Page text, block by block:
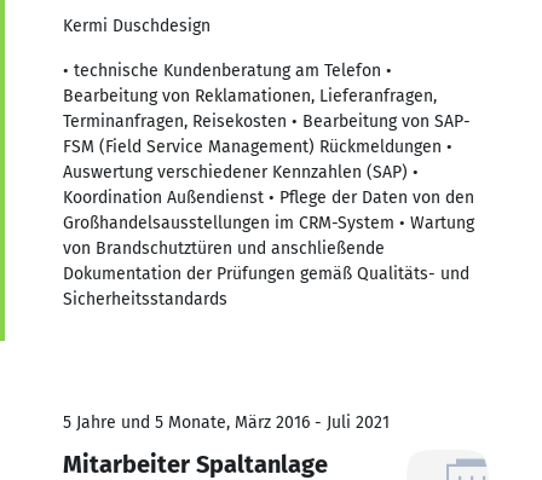
Kermi Duschdesign
• technische Kundenberatung am Telefon •
Bearbeitung von Reklamationen, Lieferanfragen,
Terminanfragen, Reisekosten • Bearbeitung von SAP-
FSM (Field Service Management) Rückmeldungen •
Auswertung verschiedener Kennzahlen (SAP) •
Koordination Außendienst • Pflege der Daten von den
Großhandelsausstellungen im CRM-System • Wartung
von Brandschutztüren und anschließende
Dokumentation der Prüfungen gemäß Qualitäts- und
Sicherheitsstandards
5 Jahre und 5 Monate, März 2016 - Juli 2021
Mitarbeiter Spaltanlage